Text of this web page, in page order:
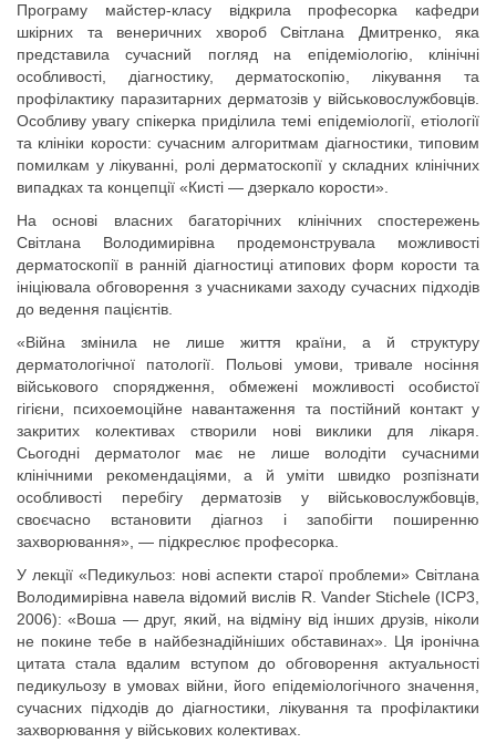
Програму майстер-класу відкрила професорка кафедри
шкірних та венеричних хвороб Світлана Дмитренко, яка
представила сучасний погляд на епідеміологію, клінічні
особливості, діагностику, дерматоскопію, лікування та
профілактику паразитарних дерматозів у військовослужбовців.
Особливу увагу спікерка приділила темі епідеміології, етіології
та клініки корости: сучасним алгоритмам діагностики, типовим
помилкам у лікуванні, ролі дерматоскопії у складних клінічних
випадках та концепції «Кисті — дзеркало корости».
На основі власних багаторічних клінічних спостережень
Світлана Володимирівна продемонструвала можливості
дерматоскопії в ранній діагностиці атипових форм корости та
ініціювала обговорення з учасниками заходу сучасних підходів
до ведення пацієнтів.
«Війна змінила не лише життя країни, а й структуру
дерматологічної патології. Польові умови, тривале носіння
військового спорядження, обмежені можливості особистої
гігієни, психоемоційне навантаження та постійний контакт у
закритих колективах створили нові виклики для лікаря.
Сьогодні дерматолог має не лише володіти сучасними
клінічними рекомендаціями, а й уміти швидко розпізнати
особливості перебігу дерматозів у військовослужбовців,
своєчасно встановити діагноз і запобігти поширенню
захворювання», — підкреслює професорка.
У лекції «Педикульоз: нові аспекти старої проблеми» Світлана
Володимирівна навела відомий вислів R. Vander Stichele (ICP3,
2006): «Воша — друг, який, на відміну від інших друзів, ніколи
не покине тебе в найбезнадійніших обставинах». Ця іронічна
цитата стала вдалим вступом до обговорення актуальності
педикульозу в умовах війни, його епідеміологічного значення,
сучасних підходів до діагностики, лікування та профілактики
захворювання у військових колективах.